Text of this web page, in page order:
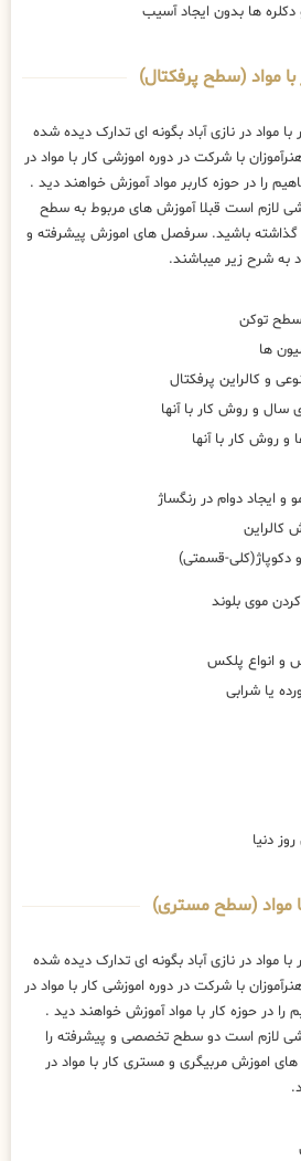
ها بدون ایجاد آسیب
کار با مواد (سطح پرفکتال)
مواد در نازی آباد بگونه ای تدارک دیده شده
با شرکت در دوره اموزشی کار با مواد در
را در حوزه کاربر مواد آموزش خواهند دید .
لازم است قبلا آموزش های مربوط به سطح
باشید. سرفصل های اموزش پیشرفته و
به شرح زیر میباشند.
سطح توکن
ها
و کالراین پرفکتال
سال و روش کار با آنها
و روش کار با آنها
ایجاد دوام در رنگساژ
کالراین
دکوپاژ(کلی-قسمتی)
موی بلوند
و انواع پلکس
یا شرابی
دنیا
با مواد (سطح مستری)
مواد در نازی آباد بگونه ای تدارک دیده شده
با شرکت در دوره اموزشی کار با مواد در
را در حوزه کار با مواد آموزش خواهند دید .
لازم است دو سطح تخصصی و پیشرفته را
اموزش مربیگری و مستری کار با مواد در